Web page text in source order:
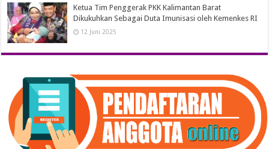
Ketua Tim Penggerak PKK Kalimantan Barat
Dikukuhkan Sebagai Duta Imunisasi oleh Kemenkes RI
12 Juni 2025